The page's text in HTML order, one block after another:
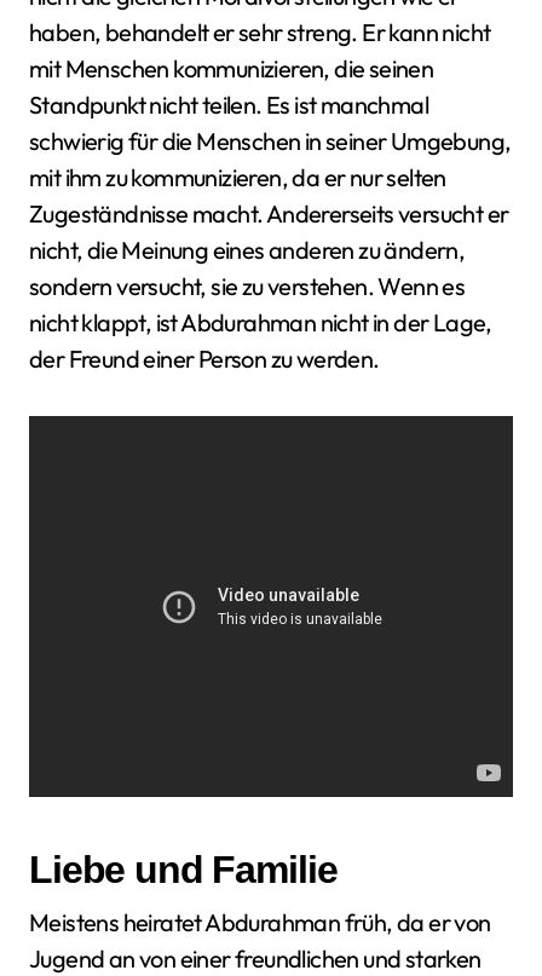
haben, behandelt er sehr streng. Er kann nicht
mit Menschen kommunizieren, die seinen
Standpunkt nicht teilen. Es ist manchmal
schwierig für die Menschen in seiner Umgebung,
mit ihm zu kommunizieren, da er nur selten
Zugeständnisse macht. Andererseits versucht er
nicht, die Meinung eines anderen zu ändern,
sondern versucht, sie zu verstehen. Wenn es
nicht klappt, ist Abdurahman nicht in der Lage,
der Freund einer Person zu werden.
Liebe und Familie
Meistens heiratet Abdurahman früh, da er von
Jugend an von einer freundlichen und starken